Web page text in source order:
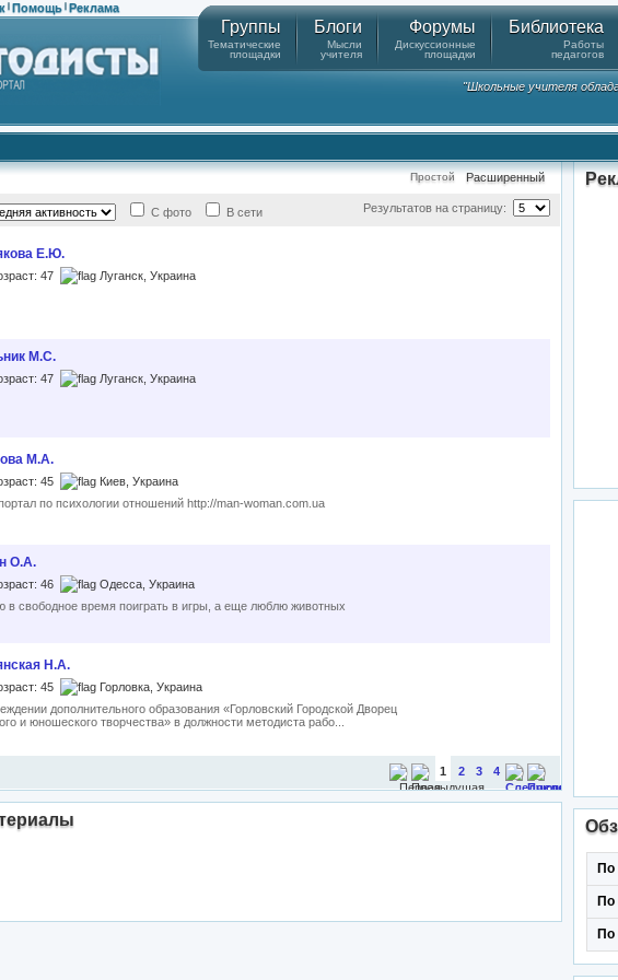
| Помощь | Реклама
Группы
Тематические
площадки
Блоги
Мысли
учителя
Форумы
Дискуссионные
площадки
Библиотека
Работы
педагогов
"Школьные учителя
Простой Расширенный
С фото В сети Результатов на страницу:
Е.Ю.
47 Луганск, Украина
М.С.
47 Луганск, Украина
М.А.
45
Киев, Украина
по психологии отношений http://man-woman.com.ua
О.А.
46
Одесса, Украина
в свободное время поиграть в игры, а еще люблю животных
Н.А.
45
Горловка, Украина
дополнительного образования «Горловский Городской Дворец
и юношеского творчества» в должности методиста рабо...
1 2 3 4
По
По
По